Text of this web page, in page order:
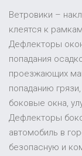
Ветровики –
клеятся к
Дефлекторы
попадания
проезжающих
попаданию
боковые окна,
Дефлекторы
автомобиль в
безопасную и